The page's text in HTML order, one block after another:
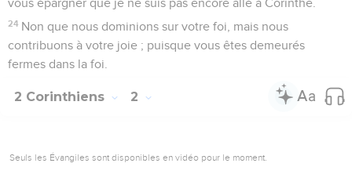
vous épargner que je ne suis pas encore allé à Corinthe.
24 Non que nous dominions sur votre foi, mais nous
contribuons à votre joie ; puisque vous êtes demeurés
fermes dans la foi.
2 Corinthiens 2
Seuls les Évangiles sont disponibles en vidéo pour le moment.